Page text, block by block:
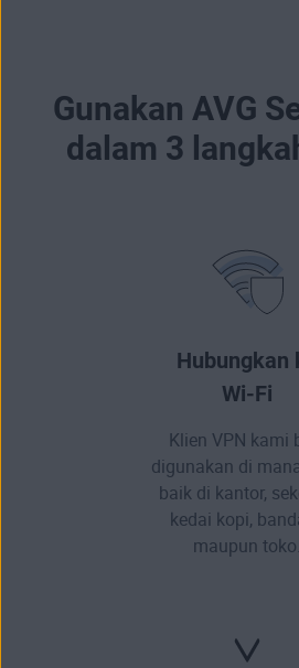
Gunakan AVG
dalam 3
Hubungkan
Wi-Fi
Klien VPN kami
digunakan di
baik di kantor,
kedai kopi,
maupun toko.